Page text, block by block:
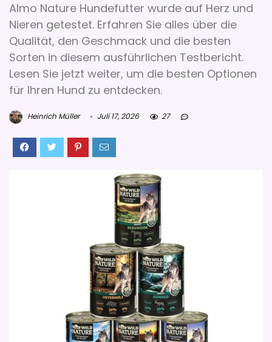
Almo Nature Hundefutter wurde auf Herz und
Nieren getestet. Erfahren Sie alles über die
Qualität, den Geschmack und die besten
Sorten in diesem ausführlichen Testbericht.
Lesen Sie jetzt weiter, um die besten Optionen
für Ihren Hund zu entdecken.
Heinrich Müller Juli 17, 2026 27